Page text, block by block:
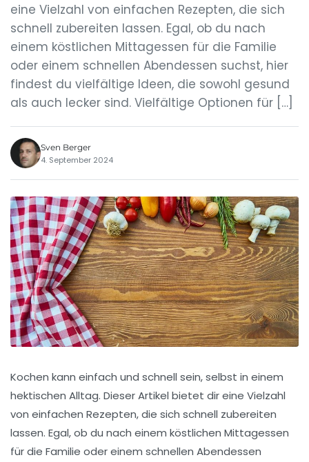
eine Vielzahl von einfachen Rezepten, die sich
schnell zubereiten lassen. Egal, ob du nach
einem köstlichen Mittagessen für die Familie
oder einem schnellen Abendessen suchst, hier
findest du vielfältige Ideen, die sowohl gesund
als auch lecker sind. Vielfältige Optionen für […]
Sven Berger
4. September 2024
Kochen kann einfach und schnell sein, selbst in einem
hektischen Alltag. Dieser Artikel bietet dir eine Vielzahl
von einfachen Rezepten, die sich schnell zubereiten
lassen. Egal, ob du nach einem köstlichen Mittagessen
für die Familie oder einem schnellen Abendessen